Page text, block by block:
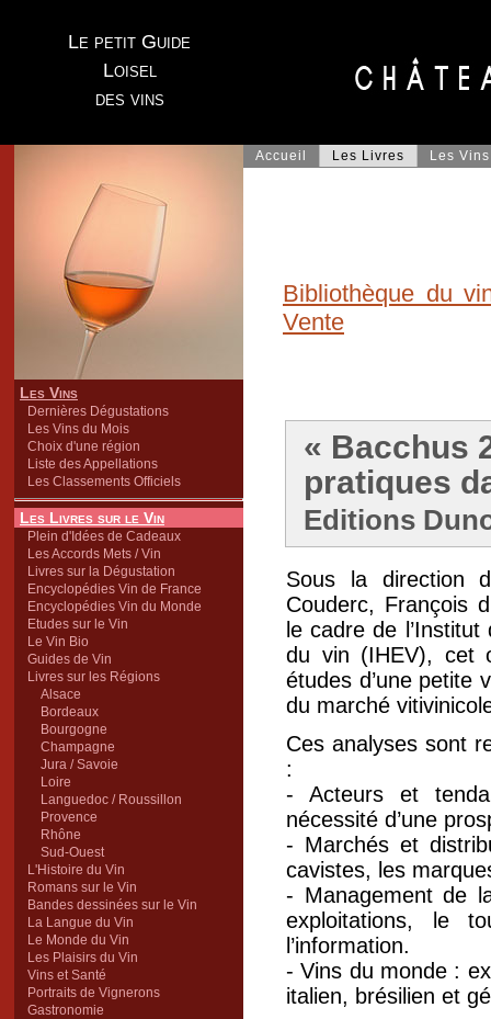
Le petit Guide
Loisel
des vins
Les Vins
Dernières Dégustations
Les Vins du Mois
Choix d'une région
Liste des Appellations
Les Classements Officiels
Les Livres sur le Vin
Plein d'Idées de Cadeaux
Les Accords Mets / Vin
Livres sur la Dégustation
Encyclopédies Vin de France
Encyclopédies Vin du Monde
Etudes sur le Vin
Le Vin Bio
Guides de Vin
Livres sur les Régions
Alsace
Bordeaux
Bourgogne
Champagne
Jura / Savoie
Loire
Languedoc / Roussillon
Provence
Rhône
Sud-Ouest
L'Histoire du Vin
Romans sur le Vin
Bandes dessinées sur le Vin
La Langue du Vin
Le Monde du Vin
Les Plaisirs du Vin
Vins et Santé
Portraits de Vignerons
Gastronomie
Accueil Les Livres Les Vins
Bibliothèque du
Vente
« Bacchus
pratiques
Editions
Sous la direction
Couderc, François
le cadre de
du vin (IHEV), cet
études d’une petite
du marché
Ces analyses sont
:
- Acteurs et
nécessité d’une
- Marchés et
cavistes, les
- Management de
exploitations, le
l’information.
- Vins du monde :
italien, brésilien et